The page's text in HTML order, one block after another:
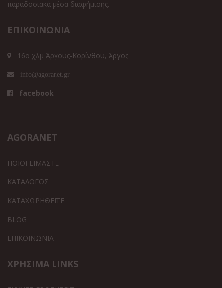
παραδοσιακά μέσα διαφήμισης.
ΕΠΙΚΟΙΝΩΝΙΑ
16ο χλμ Άργους-Κορίνθου, Άργος
info@agoranet.gr
facebook
AGORANET
ΠΟΙΟΙ ΕΙΜΑΣΤΕ
ΚΑΤΑΛΟΓΟΣ
ΚΑΤΑΧΩΡΗΘΕΙΤΕ
BLOG
ΕΠΙΚΟΙΝΩΝΙΑ
ΧΡΗΣΙΜΑ LINKS